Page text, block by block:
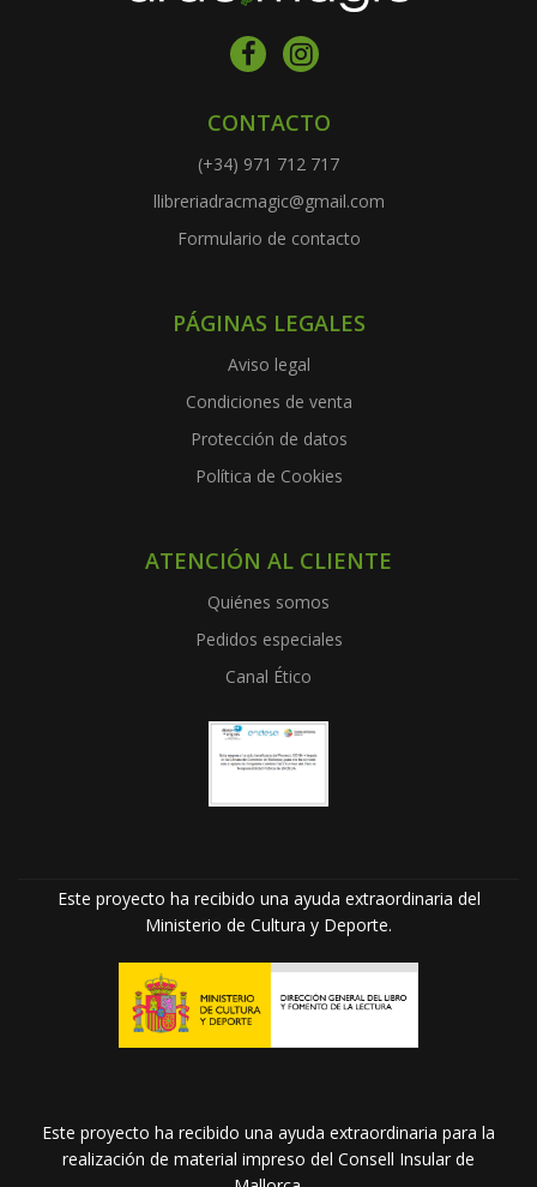
CONTACTO
(+34) 971 712 717
llibreriadracmagic@gmail.com
Formulario de contacto
PÁGINAS LEGALES
Aviso legal
Condiciones de venta
Protección de datos
Política de Cookies
ATENCIÓN AL CLIENTE
Quiénes somos
Pedidos especiales
Canal Ético
Este proyecto ha recibido una ayuda extraordinaria del
Ministerio de Cultura y Deporte.
Este proyecto ha recibido una ayuda extraordinaria para la
realización de material impreso del Consell Insular de